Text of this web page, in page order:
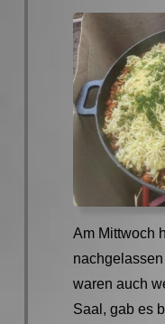
Am Mittwoch
waren auch
Saal, gab es